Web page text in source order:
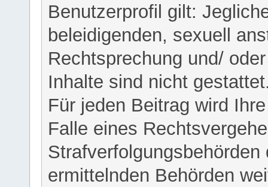
Benutzerprofil gilt:
beleidigenden, sexuell
Rechtsprechung und/
Inhalte sind nicht
Für jeden Beitrag wird
Falle eines
ermittelnden Behörden